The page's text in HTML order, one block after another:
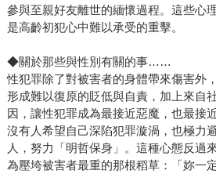
參與至親好友離世的緬懷過程。這些心
是高齡初犯心中難以承受的重擊。
◆關於那些與性別有關的事……
性犯罪除了對被害者的身體帶來傷害外
形成難以復原的貶低與自責，加上來自
因，讓性犯罪成為最接近惡魔，也最接
沒有人希望自己深陷犯罪漩渦，也極力
人，努力「明哲保身」。這種心態反過
為壓垮被害者最重的那根稻草：「妳一